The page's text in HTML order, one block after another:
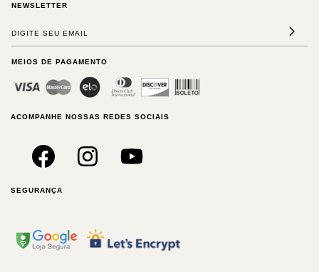
NEWSLETTER
MEIOS DE PAGAMENTO
ACOMPANHE NOSSAS REDES SOCIAIS
SEGURANÇA